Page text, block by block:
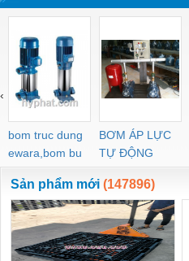
bom truc dung
ewara,bom bu
ewara
BƠM ÁP LỰC
TỰ ĐỘNG
‹
Sản phẩm mới (147896)